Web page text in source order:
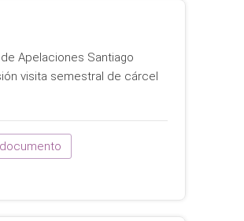
Apelaciones Santiago
visita semestral de cárcel